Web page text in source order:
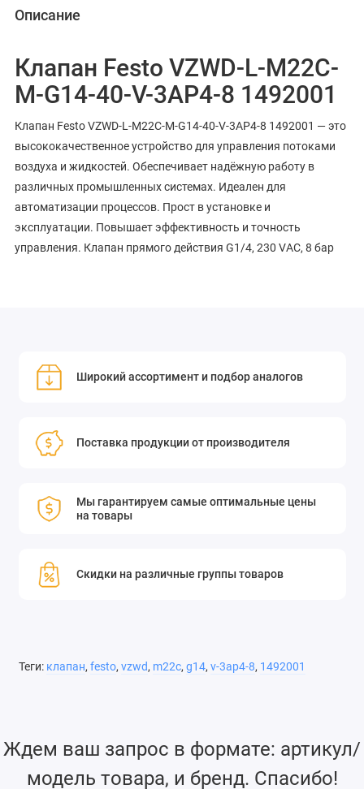
Описание
Клапан Festo VZWD-L-M22C-
M-G14-40-V-3AP4-8 1492001
Клапан Festo VZWD-L-M22C-M-G14-40-V-3AP4-8 1492001 — это
высококачественное устройство для управления потоками
воздуха и жидкостей. Обеспечивает надёжную работу в
различных промышленных системах. Идеален для
автоматизации процессов. Прост в установке и
эксплуатации. Повышает эффективность и точность
управления. Клапан прямого действия G1/4, 230 VAC, 8 бар
Широкий ассортимент и подбор аналогов
Поставка продукции от производителя
Мы гарантируем самые оптимальные цены
на товары
Скидки на различные группы товаров
Теги: клапан, festo, vzwd, m22c, g14, v-3ap4-8, 1492001
Ждем ваш запрос в формате: артикул/
модель товара, и бренд. Спасибо!